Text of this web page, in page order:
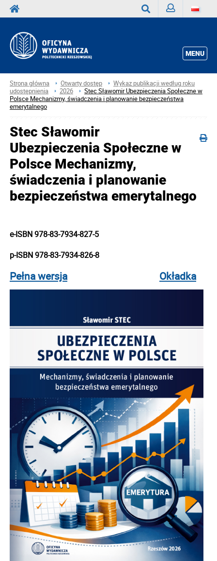
MENU
Strona główna Otwarty dostęp
Wykaz publikacji według roku
udostępnienia
2026
Stec Sławomir Ubezpieczenia Społeczne w
Polsce Mechanizmy, świadczenia i planowanie bezpieczeństwa
emerytalnego
Stec Sławomir
Ubezpieczenia Społeczne w
Polsce Mechanizmy,
świadczenia i planowanie
bezpieczeństwa emerytalnego
e-ISBN 978-83-7934-827-5
p-ISBN 978-83-7934-826-8
Pełna wersja Okładka